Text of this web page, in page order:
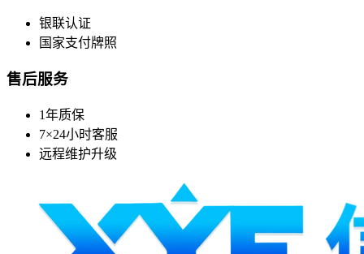
银联认证
国家支付牌照
售后服务
1年质保
7×24小时客服
远程维护升级